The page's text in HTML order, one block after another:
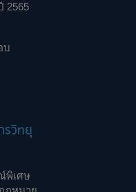
2565
บ
วิทยุ
พิเศษ